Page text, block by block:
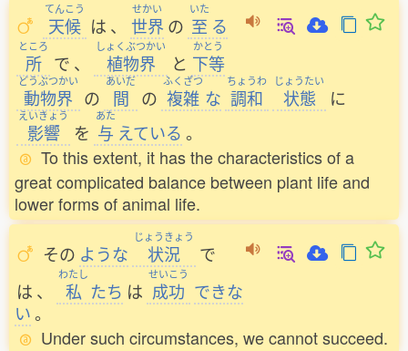
てんこう
天候 は 、
せかい
世界 の
いた
至 る
ところ
所 で 、
しょくぶつかい
植物界 と
かとう
下等
どうぶつかい
動物界 の
あいだ
間 の
ふくざつ
複雑 な
ちょうわ
調和
じょうたい
状態 に
えいきょう
影響 を
あた
与 えている 。
To this extent, it has the characteristics of a
great complicated balance between plant life and
lower forms of animal life.
その ような
じょうきょう
状況
で
は 、
わたし
私 たち は
せいこう
成功 できな
い。
Under such circumstances, we cannot succeed.